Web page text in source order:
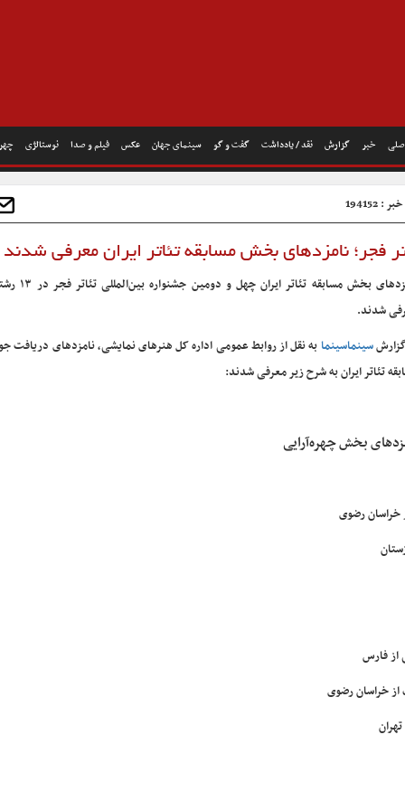
خبر گزارش نقد / یادداشت گفت و گو سینمای جهان عکس فیلم و صدا نوستالژی
: 194152
فجر؛ نامزدهای بخش مسابقه تئاتر ایران معرفی شدند
نامزدهای بخش
شدند.
سینماسینمابه نقل از روابط عمومی اداره کل هنرهای نمایشی، نامزدهای دریافت
تئاتر ایران به شرح زیر معرفی شدند:
بخش چهره‌آرایی
خراسان رضوی
از فارس
از خراسان رضوی